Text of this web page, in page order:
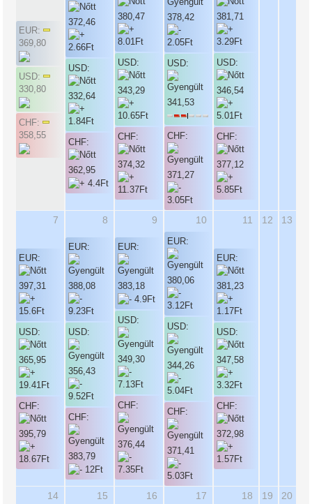
EUR:
369,80
USD:
330,80
CHF:
358,55
372,46
USD:
332,64
CHF:
362,95
380,47
USD:
343,29
CHF:
374,32
378,42
USD:
341,53
CHF:
371,27
381,71
USD:
346,54
CHF:
377,12
7
EUR:
397,31
USD:
365,95
CHF:
395,79
8
EUR:
388,08
USD:
356,43
CHF:
383,79
9
EUR:
383,18
USD:
349,30
CHF:
376,44
10
EUR:
380,06
USD:
344,26
CHF:
371,41
11
EUR:
381,23
USD:
347,58
CHF:
372,98
12 13
14 15 16 17 18 19 20